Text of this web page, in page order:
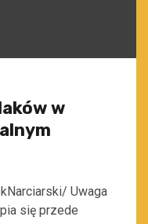
w
Uwaga
się przede